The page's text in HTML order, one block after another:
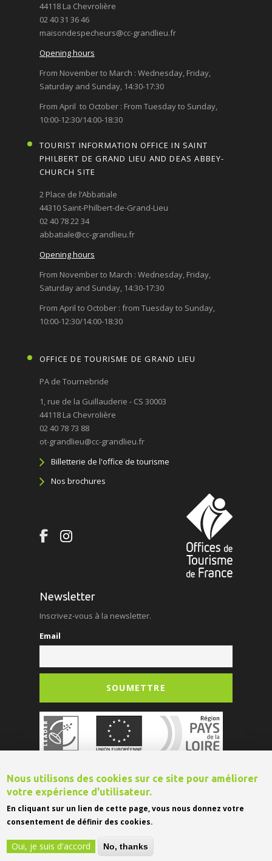
44118 La Chevrolière
02 40 31 36 46
maisondespecheurs@cc-grandlieu.fr
Opening hours
From November to March : Wednesday, Friday,
Saturday and Sunday, 14:30-17:30
From April to October : From Tuesday to Sunday,
10:00-12:30/14:00-18:30
TOURIST INFORMATION OFFICE IN SAINT
PHILBERT DE GRAND LIEU AND DEAS ABBEY-
CHURCH SITE
2 Place de l’Abbatiale
44310 Saint-Philbert-de-Grand-Lieu
02 40 78 22 34
abbatiale@cc-grandlieu.fr
Opening hours
From November to March : Wednesday, Friday,
Saturday and Sunday, 14:30-17:30
From April to October : from Tuesday to Sunday,
10:00-12:30/14:00-18:30
OFFICE DE TOURISME DE GRAND LIEU
PA de Tournebride
1, rue de la Guillauderie - CS 30003
44118 La Chevrolière
02 40 78 73 88
ot-grandlieu@cc-grandlieu.fr
Billetterie de l'office de tourisme
Nos brochures
Newsletter
Inscrivez-vous à la newsletter.
Email
© 2026 Office de Tourisme de Grand-Lieu
Mentions légales
Plan du site
Site Réalisé par
Nous utilisons des cookies sur ce site pour améliorer
votre expérience d'utilisateur.
En cliquant sur un lien de cette page, vous nous donnez votre
consentement de définir des cookies.
Oui, je suis d'accord No, thanks